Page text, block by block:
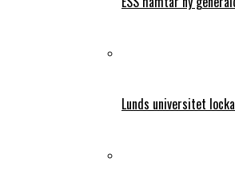
Lunds universitet